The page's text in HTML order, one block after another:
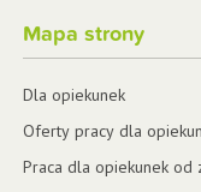
Mapa strony
Dla opiekunek
Oferty pracy dla
Praca dla opiekunek od